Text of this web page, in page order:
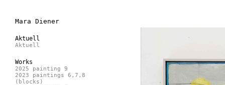
Mara Diener
Aktuell
Aktuell
Works
2025 painting 9
2023 paintings 6,7,8
(blocks)